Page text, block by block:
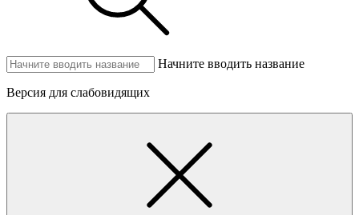
Начните вводить название
Версия для слабовидящих